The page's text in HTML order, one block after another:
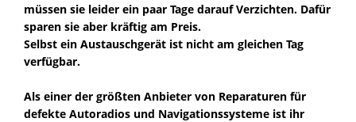
müssen sie leider ein paar Tage darauf Verzichten. Dafür
sparen sie aber kräftig am Preis.
Selbst ein Austauschgerät ist nicht am gleichen Tag
verfügbar.
Als einer der größten Anbieter von Reparaturen für
defekte Autoradios und Navigationssysteme ist ihr